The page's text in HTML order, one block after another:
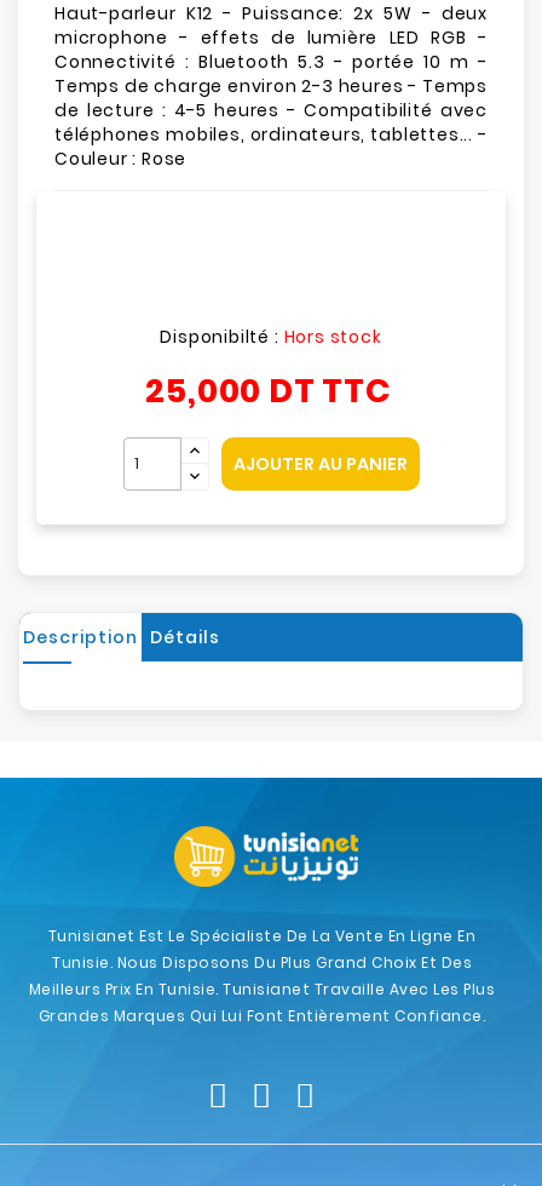
Haut-parleur K12 - Puissance: 2x 5W - deux
microphone - effets de lumière LED RGB -
Connectivité : Bluetooth 5.3 - portée 10 m -
Temps de charge environ 2-3 heures - Temps
de lecture : 4-5 heures - Compatibilité avec
téléphones mobiles, ordinateurs, tablettes... -
Couleur : Rose
Disponibilté : Hors stock
25,000 DT TTC
AJOUTER AU PANIER
Description Détails
Tunisianet Est Le Spécialiste De La Vente En Ligne En
Tunisie. Nous Disposons Du Plus Grand Choix Et Des
Meilleurs Prix En Tunisie. Tunisianet Travaille Avec Les Plus
Grandes Marques Qui Lui Font Entièrement Confiance.